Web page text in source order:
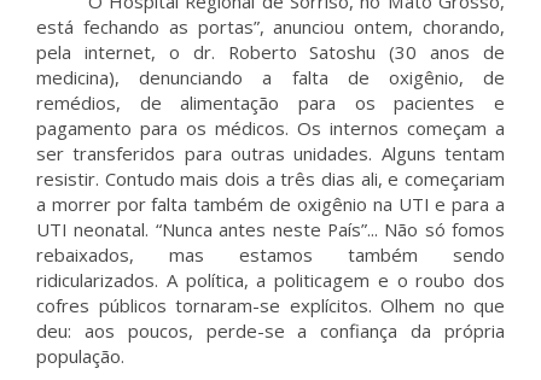
está fechando as portas”, anunciou ontem, chorando,
pela internet, o dr. Roberto Satoshu (30 anos de
medicina), denunciando a falta de oxigênio, de
remédios, de alimentação para os pacientes e
pagamento para os médicos. Os internos começam a
ser transferidos para outras unidades. Alguns tentam
resistir. Contudo mais dois a três dias ali, e começariam
a morrer por falta também de oxigênio na UTI e para a
UTI neonatal. “Nunca antes neste País”... Não só fomos
rebaixados, mas estamos também sendo
ridicularizados. A política, a politicagem e o roubo dos
cofres públicos tornaram-se explícitos. Olhem no que
deu: aos poucos, perde-se a confiança da própria
população.